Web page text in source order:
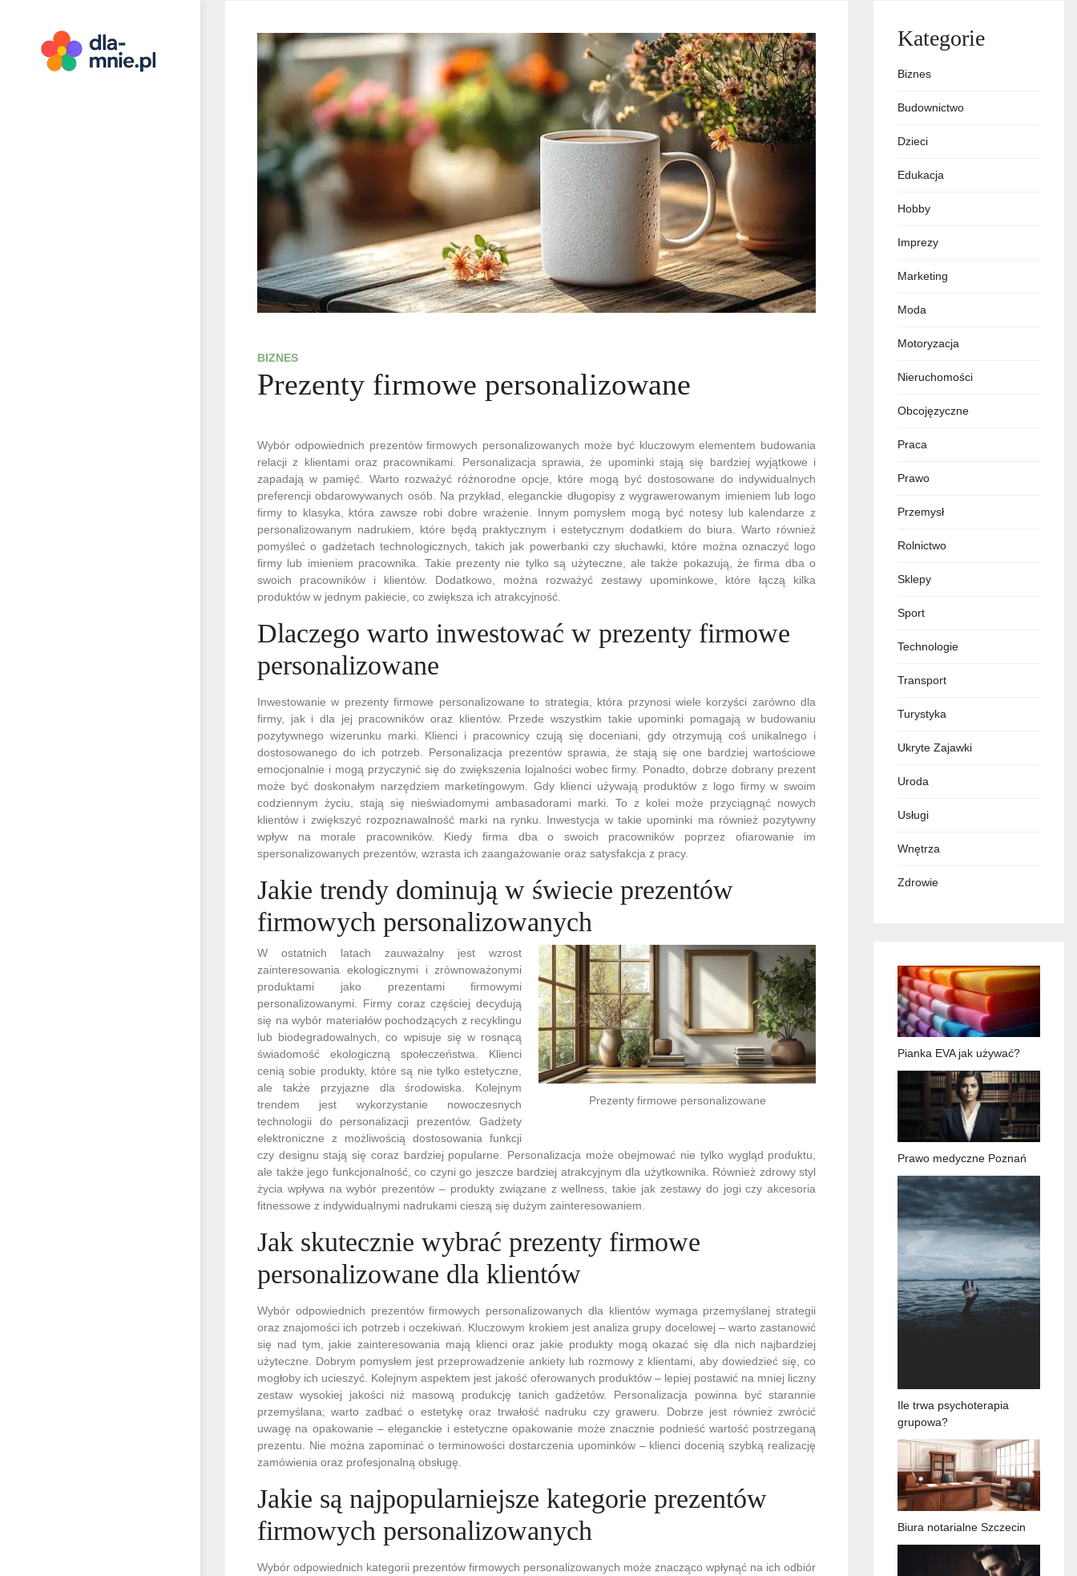
BIZNES
Prezenty firmowe personalizowane
Wybór odpowiednich prezentów firmowych personalizowanych może być kluczowym elementem budowania
relacji z klientami oraz pracownikami. Personalizacja sprawia, że upominki stają się bardziej wyjątkowe i
zapadają w pamięć. Warto rozważyć różnorodne opcje, które mogą być dostosowane do indywidualnych
preferencji obdarowywanych osób. Na przykład, eleganckie długopisy z wygrawerowanym imieniem lub logo
firmy to klasyka, która zawsze robi dobre wrażenie. Innym pomysłem mogą być notesy lub kalendarze z
personalizowanym nadrukiem, które będą praktycznym i estetycznym dodatkiem do biura. Warto również
pomyśleć o gadżetach technologicznych, takich jak powerbanki czy słuchawki, które można oznaczyć logo
firmy lub imieniem pracownika. Takie prezenty nie tylko są użyteczne, ale także pokazują, że firma dba o
swoich pracowników i klientów. Dodatkowo, można rozważyć zestawy upominkowe, które łączą kilka
produktów w jednym pakiecie, co zwiększa ich atrakcyjność.
Dlaczego warto inwestować w prezenty firmowe
personalizowane
Inwestowanie w prezenty firmowe personalizowane to strategia, która przynosi wiele korzyści zarówno dla
firmy, jak i dla jej pracowników oraz klientów. Przede wszystkim takie upominki pomagają w budowaniu
pozytywnego wizerunku marki. Klienci i pracownicy czują się doceniani, gdy otrzymują coś unikalnego i
dostosowanego do ich potrzeb. Personalizacja prezentów sprawia, że stają się one bardziej wartościowe
emocjonalnie i mogą przyczynić się do zwiększenia lojalności wobec firmy. Ponadto, dobrze dobrany prezent
może być doskonałym narzędziem marketingowym. Gdy klienci używają produktów z logo firmy w swoim
codziennym życiu, stają się nieświadomymi ambasadorami marki. To z kolei może przyciągnąć nowych
klientów i zwiększyć rozpoznawalność marki na rynku. Inwestycja w takie upominki ma również pozytywny
wpływ na morale pracowników. Kiedy firma dba o swoich pracowników poprzez ofiarowanie im
spersonalizowanych prezentów, wzrasta ich zaangażowanie oraz satysfakcja z pracy.
Jakie trendy dominują w świecie prezentów
firmowych personalizowanych
Prezenty firmowe personalizowane
W ostatnich latach zauważalny jest wzrost
zainteresowania ekologicznymi i zrównoważonymi
produktami jako prezentami firmowymi
personalizowanymi. Firmy coraz częściej decydują
się na wybór materiałów pochodzących z recyklingu
lub biodegradowalnych, co wpisuje się w rosnącą
świadomość ekologiczną społeczeństwa. Klienci
cenią sobie produkty, które są nie tylko estetyczne,
ale także przyjazne dla środowiska. Kolejnym
trendem jest wykorzystanie nowoczesnych
technologii do personalizacji prezentów. Gadżety
elektroniczne z możliwością dostosowania funkcji
czy designu stają się coraz bardziej popularne. Personalizacja może obejmować nie tylko wygląd produktu,
ale także jego funkcjonalność, co czyni go jeszcze bardziej atrakcyjnym dla użytkownika. Również zdrowy styl
życia wpływa na wybór prezentów – produkty związane z wellness, takie jak zestawy do jogi czy akcesoria
fitnessowe z indywidualnymi nadrukami cieszą się dużym zainteresowaniem.
Jak skutecznie wybrać prezenty firmowe
personalizowane dla klientów
Wybór odpowiednich prezentów firmowych personalizowanych dla klientów wymaga przemyślanej strategii
oraz znajomości ich potrzeb i oczekiwań. Kluczowym krokiem jest analiza grupy docelowej – warto zastanowić
się nad tym, jakie zainteresowania mają klienci oraz jakie produkty mogą okazać się dla nich najbardziej
użyteczne. Dobrym pomysłem jest przeprowadzenie ankiety lub rozmowy z klientami, aby dowiedzieć się, co
mogłoby ich ucieszyć. Kolejnym aspektem jest jakość oferowanych produktów – lepiej postawić na mniej liczny
zestaw wysokiej jakości niż masową produkcję tanich gadżetów. Personalizacja powinna być starannie
przemyślana; warto zadbać o estetykę oraz trwałość nadruku czy graweru. Dobrze jest również zwrócić
uwagę na opakowanie – eleganckie i estetyczne opakowanie może znacznie podnieść wartość postrzeganą
prezentu. Nie można zapominać o terminowości dostarczenia upominków – klienci docenią szybką realizację
zamówienia oraz profesjonalną obsługę.
Jakie są najpopularniejsze kategorie prezentów
firmowych personalizowanych
Wybór odpowiednich kategorii prezentów firmowych personalizowanych może znacząco wpłynąć na ich odbiór
Kategorie
Biznes
Budownictwo
Dzieci
Edukacja
Hobby
Imprezy
Marketing
Moda
Motoryzacja
Nieruchomości
Obcojęzyczne
Praca
Prawo
Przemysł
Rolnictwo
Sklepy
Sport
Technologie
Transport
Turystyka
Ukryte Zajawki
Uroda
Usługi
Wnętrza
Zdrowie
Pianka EVA jak używać?
Prawo medyczne Poznań
Ile trwa psychoterapia
grupowa?
Biura notarialne Szczecin